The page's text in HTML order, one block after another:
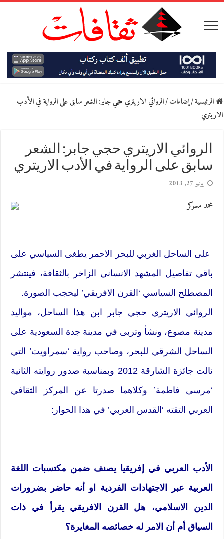
الرئيسية/إضاءات/الروائي الاريتري حجي جابر: الشعر سابق على الرواية في الأدب
الاريتري
الروائي الاريتري حجي جابر: الشعر
سابق على الرواية في الأدب الاريتري
يونيو 27, 2013
محمد مسوكر
على الساحل الغربي للبحر الاحمر يطغى السياسي على
باقي تفاصيل المشهد الانساني الزاخر بالثقافة، فينتشر
المصطلح السياسي ‘القرن الافريقي’ ليحجب الصورة.
الروائي الاريتري حجي جابر ابن هذا الساحل، مواليد
مدينة مصوع، ونشأ وتربى في مدينة جدة السعودية على
الساحل الشرقي للبحر، وصاحب رواية ‘سمراويت’ التي
نالت جائزة الشارقة 2012 وبمناسبة صدور روايته الثانية
‘مرسى فاطمة’ وكلاهما صدرتا عن المركز الثقافي
العربي التقته ‘القدس العربي’ في هذا الحوار:
الأدب العربي في إفريقيا يصنف ضمن مكتسبات اللغة
العربية عبر الاجتهادات الفردية او أنه حاضر بضرورات
الدين الاسلامي، هل القرن الافريقي يقرأ في ذات
السياق أم أن الامر له خصائصه المغايرة؟